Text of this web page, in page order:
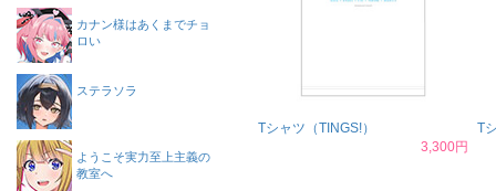
Tシャツ（TINGS!）
3,300円
T
カナン様はあくまでチョ
ロい
ステラソラ
ようこそ実力至上主義の
教室へ